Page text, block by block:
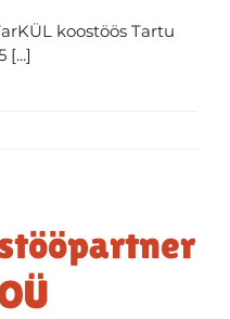
koostöös Tartu
[...]